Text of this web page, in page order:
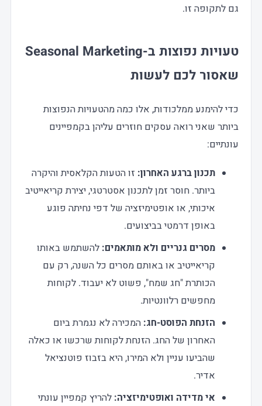
גם לתקופה זו.
טעויות נפוצות ב-Seasonal Marketing
שאסור לכם לעשות
כדי להימנע ממלכודות, אלו כמה מהטעויות הנפוצות
ביותר שאני רואה עסקים חוזרים עליהן בקמפיינים
עונתיים:
תכנון ברגע האחרון: זו הטעות הקלאסית והיקרה
ביותר. חוסר זמן לתכנון אסטרטגי, יצירת קריאייטיב
איכותי, או אופטימיזציה של דפי נחיתה פוגע
באופן דרמטי בביצועים.
מסרים גנריים ולא מותאמים: להשתמש באותו
קריאייטיב או באותם מסרים כל השנה, רק עם
הכותרת "חג שמח", פשוט לא יעבוד. לקוחות
מחפשים רלוונטיות.
הזנחת הפוסט-חג: המכירה לא נגמרת ביום
האחרון של החג. הזנחת לקוחות שרכשו או כאלה
שהביעו עניין ולא המירו, היא בזבוז פוטנציאל
אדיר.
אי מדידה ואופטימיזציה: להריץ קמפיין עונתי